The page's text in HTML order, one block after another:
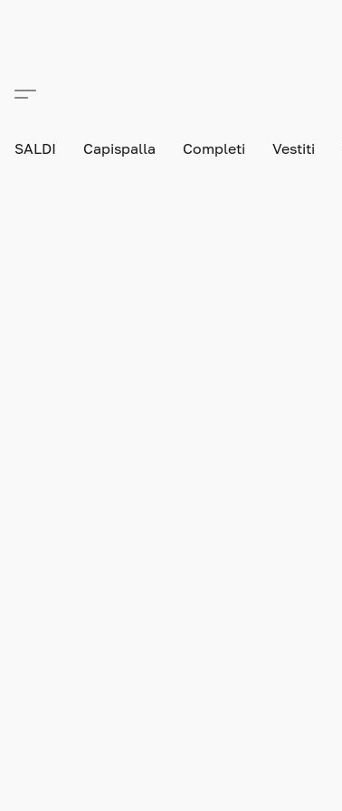
SALDI Capispalla Completi Vestiti